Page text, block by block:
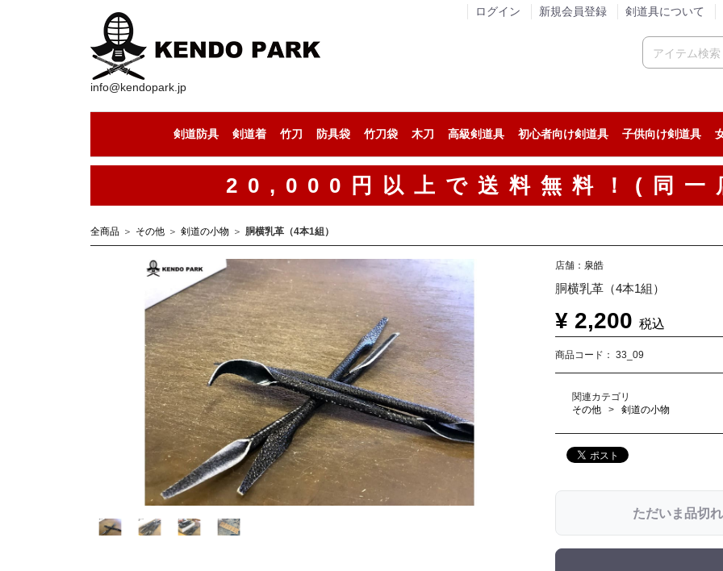
info@kendopark.jp
ログイン 新規会員登録 剣道具について
剣道防具
剣道防具セット 人気の剣道防具セット
稽古用の剣道防具セット
試合用の剣道防具セット
人気の面
稽古用の面
試合用の面
剣道の小手 人気の小手
稽古用の小手
試合用の小手
カスタム胴
人気の垂
稽古用の垂
試合用の垂
剣道着
剣道着（上下セット）
剣道着（道着） 人気の剣道着
ジャージ系剣道着
綿道着
剣道着（袴） 人気の袴
稽古用の剣道袴
綿袴
竹刀
セール中の竹刀
竹刀（通常型）
竹刀（八角型）
竹刀（古刀型）
竹刀（丸型）
竹刀（小判型）
竹刀（八角型）
手作りの竹刀
防具袋 竹刀袋 木刀 高級剣道具 初心者向け剣道具 子供向け剣道具
20,000円以上で送料無料！(同一
全商品 その他 剣道の小物 胴横乳革（4本1組）
店舗： 泉皓
胴横乳革（4本1組）
¥ 2,200 税込
商品コード： 33_09
関連カテゴリ
その他
剣道の小物
ただいま品切